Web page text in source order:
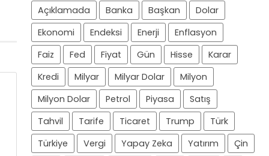
Açıklamada
Banka Başkan
Dolar
Ekonomi
Endeksi Enerji
Enflasyon
Faiz
Fed Fiyat Gün Hisse
Karar
Kredi
Milyar Milyar Dolar
Milyon
Milyon Dolar
Petrol Piyasa
Satış
Tahvil
Tarife Ticaret Trump
Türk
Türkiye
Vergi Yapay Zeka Yatırım
Çin